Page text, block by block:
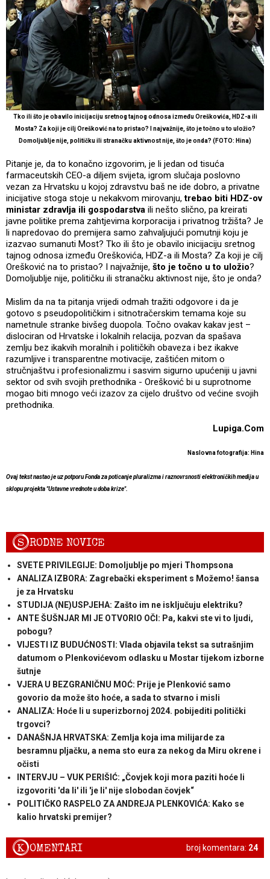
Tko ili što je obavilo inicijaciju sretnog tajnog odnosa između Oreškovića, HDZ-a ili
Mosta? Za koji je cilj Orešković na to pristao? I najvažnije, što je točno u to uložio?
Domoljublje nije, političku ili stranačku aktivnost nije, što je onda? (FOTO: Hina)
Pitanje je, da to konačno izgovorim, je li jedan od tisuća
farmaceutskih CEO-a diljem svijeta, igrom slučaja poslovno
vezan za Hrvatsku u kojoj zdravstvu baš ne ide dobro, a privatne
inicijative stoga stoje u nekakvom mirovanju,trebao biti HDZ-ov
ministar zdravlja ili gospodarstva ili nešto slično, pa kreirati
javne politike prema zahtjevima korporacija i privatnog tržišta? Je
li napredovao do premijera samo zahvaljujući pomutnji koju je
izazvao sumanuti Most? Tko ili što je obavilo inicijaciju sretnog
tajnog odnosa između Oreškovića, HDZ-a ili Mosta? Za koji je cilj
Orešković na to pristao? I najvažnije, što je točno u to uložio?
Domoljublje nije, političku ili stranačku aktivnost nije, što je onda?
Mislim da na ta pitanja vrijedi odmah tražiti odgovore i da je
gotovo s pseudopolitičkim i sitnotračerskim temama koje su
nametnule stranke bivšeg duopola. Točno ovakav kakav jest –
dislociran od Hrvatske i lokalnih relacija, pozvan da spašava
zemlju bez ikakvih moralnih i političkih obaveza i bez ikakve
razumljive i transparentne motivacije, zaštićen mitom o
stručnjaštvu i profesionalizmu i sasvim sigurno upućeniji u javni
sektor od svih svojih prethodnika - Orešković bi u suprotnome
mogao biti mnogo veći izazov za cijelo društvo od većine svojih
prethodnika.
Lupiga.Com
Naslovna fotografija: Hina
Ovaj tekst nastao je uz potporu Fonda za poticanje pluralizma i raznovrsnosti elektroničkih medija u
sklopu projekta "Ustavne vrednote u doba krize".
SRODNE NOVICE
SVETE PRIVILEGIJE: Domoljublje po mjeri Thompsona
ANALIZA IZBORA: Zagrebački eksperiment s Možemo! šansa
je za Hrvatsku
STUDIJA (NE)USPJEHA: Zašto im ne isključuju elektriku?
ANTE ŠUŠNJAR MI JE OTVORIO OČI: Pa, kakvi ste vi to ljudi,
pobogu?
VIJESTI IZ BUDUĆNOSTI: Vlada objavila tekst sa sutrašnjim
datumom o Plenkovićevom odlasku u Mostar tijekom izborne
šutnje
VJERA U BEZGRANIČNU MOĆ: Prije je Plenković samo
govorio da može što hoće, a sada to stvarno i misli
ANALIZA: Hoće li u superizbornoj 2024. pobijediti politički
trgovci?
DANAŠNJA HRVATSKA: Zemlja koja ima milijarde za
besramnu pljačku, a nema sto eura za nekog da Miru okrene i
očisti
INTERVJU – VUK PERIŠIĆ: „Čovjek koji mora paziti hoće li
izgovoriti 'da li' ili 'je li' nije slobodan čovjek“
POLITIČKO RASPELO ZA ANDREJA PLENKOVIĆA: Kako se
kalio hrvatski premijer?
broj komentara: 24
KOMENTARI